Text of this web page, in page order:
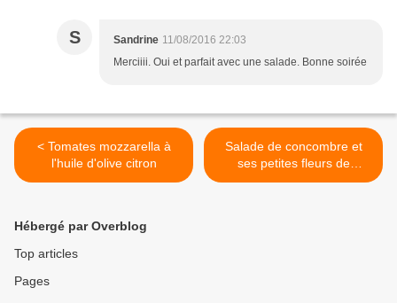
S Sandrine 11/08/2016 22:03
Merciiii. Oui et parfait avec une salade. Bonne soirée
< Tomates mozzarella à
l'huile d'olive citron
Salade de concombre et
ses petites fleurs de
coriandre >
Hébergé par Overblog
Top articles
Pages